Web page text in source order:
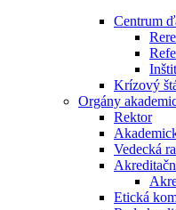
Centrum
Krízový
Orgány
Rektor
Vedecká
Etická